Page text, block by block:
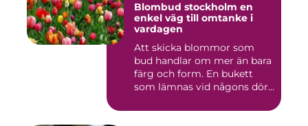
Blombud stockholm en
enkel väg till omtanke i
vardagen
Att skicka blommor som
bud handlar om mer än bara
färg och form. En bukett
som lämnas vid någons dör...